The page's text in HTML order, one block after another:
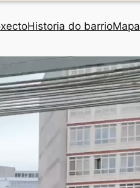
Historia do barrioMapa